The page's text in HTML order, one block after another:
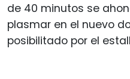
de 40 minutos se
plasmar en el nuevo
posibilitado por el